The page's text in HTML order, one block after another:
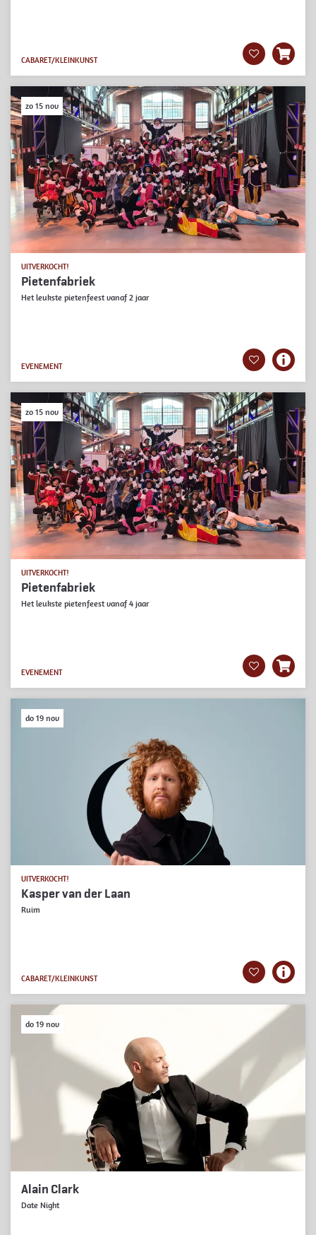
CABARET/KLEINKUNST
Pietenfabriek
Het leukste pietenfeest vanaf 2 jaar
UITVERKOCHT!
zo 15 nov
EVENEMENT
Pietenfabriek
Het leukste pietenfeest vanaf 4 jaar
UITVERKOCHT!
zo 15 nov
EVENEMENT
Kasper van der Laan
Ruim
UITVERKOCHT!
do 19 nov
CABARET/KLEINKUNST
Alain Clark
Date Night
do 19 nov